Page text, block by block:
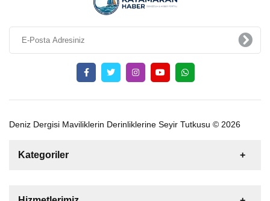
Deniz Dergisi Maviliklerin Derinliklerine Seyir Tutkusu © 2026
Kategoriler
Tekne